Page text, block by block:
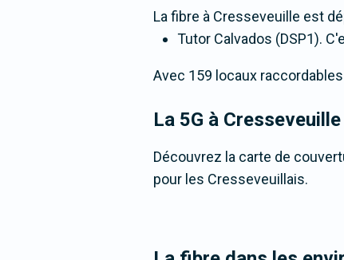
La fibre à Cresseveuille est
Tutor Calvados (DSP1).
Avec 159 locaux
La 5G à Cresseveuille
Découvrez la carte de
pour les Cresseveuillais.